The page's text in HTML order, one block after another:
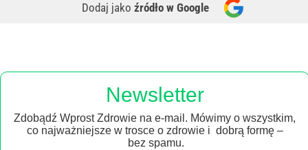
Dodaj jako źródło w Google
Newsletter
Zdobądź Wprost Zdrowie na e-mail. Mówimy o wszystkim,
co najważniejsze w trosce o zdrowie i dobrą formę –
bez spamu.